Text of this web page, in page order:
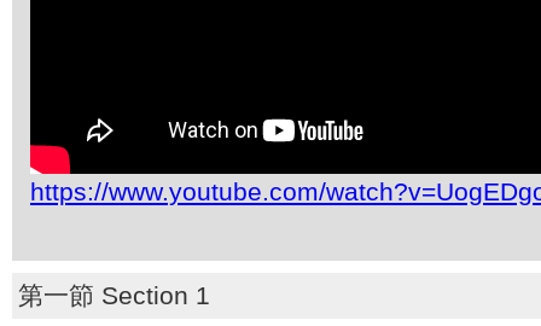
https://www.youtube.com/
第一節 Section 1